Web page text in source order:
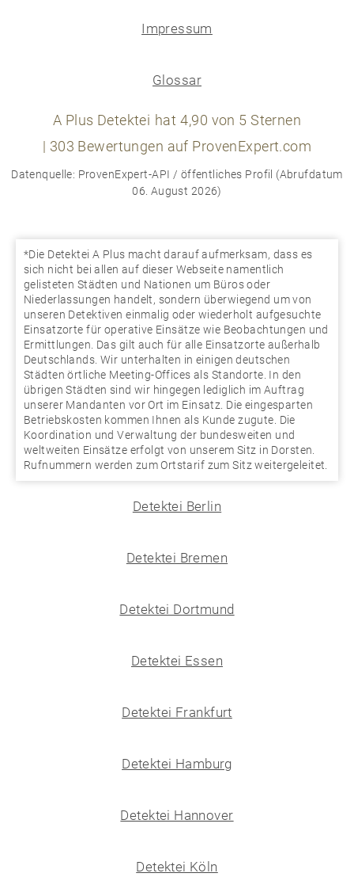
Impressum
Glossar
A Plus Detektei hat 4,90 von 5 Sternen
| 303 Bewertungen auf ProvenExpert.com
Datenquelle: ProvenExpert-API / öffentliches Profil (Abrufdatum
06. August 2026)
*Die Detektei A Plus macht darauf aufmerksam, dass es
sich nicht bei allen auf dieser Webseite namentlich
gelisteten Städten und Nationen um Büros oder
Niederlassungen handelt, sondern überwiegend um von
unseren Detektiven einmalig oder wiederholt aufgesuchte
Einsatzorte für operative Einsätze wie Beobachtungen und
Ermittlungen. Das gilt auch für alle Einsatzorte außerhalb
Deutschlands. Wir unterhalten in einigen deutschen
Städten örtliche Meeting-Offices als Standorte. In den
übrigen Städten sind wir hingegen lediglich im Auftrag
unserer Mandanten vor Ort im Einsatz. Die eingesparten
Betriebskosten kommen Ihnen als Kunde zugute. Die
Koordination und Verwaltung der bundesweiten und
weltweiten Einsätze erfolgt von unserem Sitz in Dorsten.
Rufnummern werden zum Ortstarif zum Sitz weitergeleitet.
Detektei Berlin
Detektei Bremen
Detektei Dortmund
Detektei Essen
Detektei Frankfurt
Detektei Hamburg
Detektei Hannover
Detektei Köln